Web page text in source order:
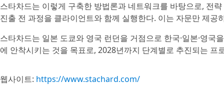
스타차드는 이렇게 구축한 방법론과 네트워크를 바탕으로, 전
진출 전 과정을 클라이언트와 함께 실행한다. 이는 자문만 제공
스타차드는 일본 도쿄와 영국 런던을 거점으로 한국·일본·영
에 안착시키는 것을 목표로, 2028년까지 단계별로 추진되는 프
웹사이트: https://www.stachard.com/